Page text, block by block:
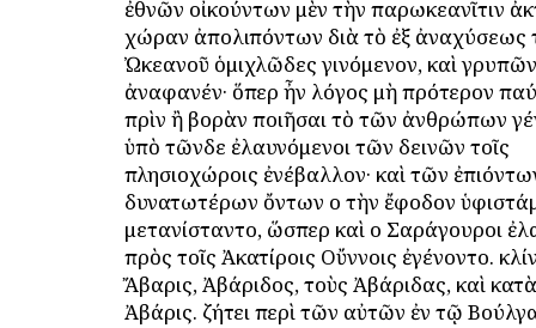
ἐθνῶν οἰκούντων μὲν τὴν παρωκεανῖτιν
χώραν ἀπολιπόντων διὰ τὸ ἐξ ἀναχύσεως
Ὠκεανοῦ ὁμιχλῶδες γινόμενον, καὶ
ἀναφανέν· ὅπερ ἦν λόγος μὴ πρότερον
πρὶν ἢ βορὰν ποιῆσαι τὸ τῶν ἀνθρώπων
ὑπὸ τῶνδε ἐλαυνόμενοι τῶν δεινῶν τοῖς
πλησιοχώροις ἐνέβαλλον· καὶ τῶν
δυνατωτέρων ὄντων οἱ τὴν ἔφοδον
μετανίσταντο, ὥσπερ καὶ οἱ Σαράγουροι
πρὸς τοῖς Ἀκατίροις Οὔννοις ἐγένοντο.
Ἄβαρις, Ἀβάριδος, τοὺς Ἀβάριδας, καὶ
Ἀβάρις. ζήτει περὶ τῶν αὐτῶν ἐν τῷ